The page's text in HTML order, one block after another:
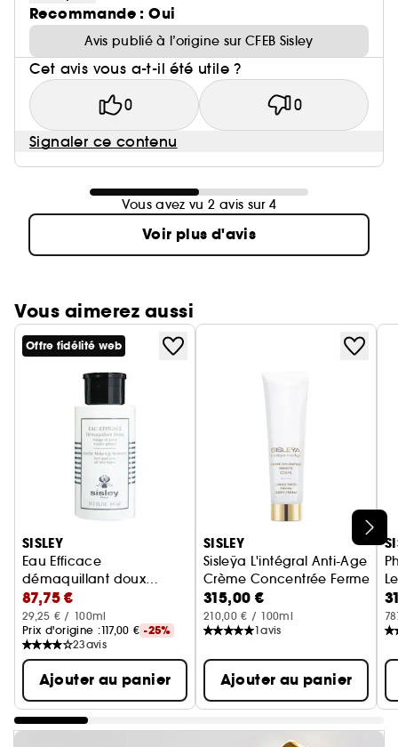
Recommande : Oui
Avis publié à l’origine sur CFEB Sisley
Cet avis vous a-t-il été utile ?
0 0
Signaler ce contenu
Vous avez vu 2 avis sur 4
Voir plus d'avis
Vous aimerez aussi
Offre fidélité web
SISLEY
Eau Efficace
démaquillant doux
visage et yeux
87,75 €
29,25 € / 100ml
Prix d'origine :117,00 € -25%
23avis
Ajouter au panier
SISLEY
Sisleÿa L'intégral Anti-Age
Crème Concentrée Fermeté
315,00 €
210,00 € / 100ml
1avis
Ajouter au panier